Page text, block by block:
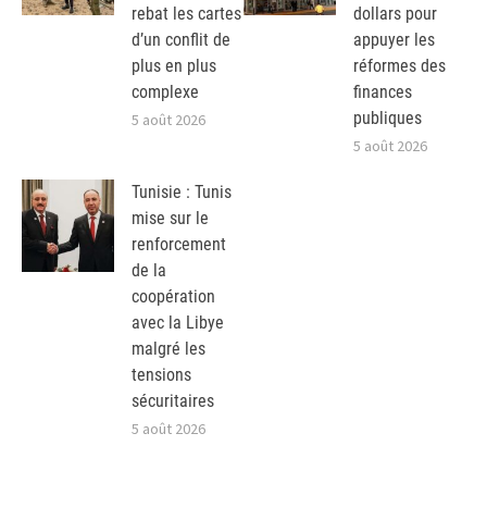
rebat les cartes
d’un conflit de
plus en plus
complexe
5 août 2026
dollars pour
appuyer les
réformes des
finances
publiques
5 août 2026
Tunisie : Tunis
mise sur le
renforcement
de la
coopération
avec la Libye
malgré les
tensions
sécuritaires
5 août 2026